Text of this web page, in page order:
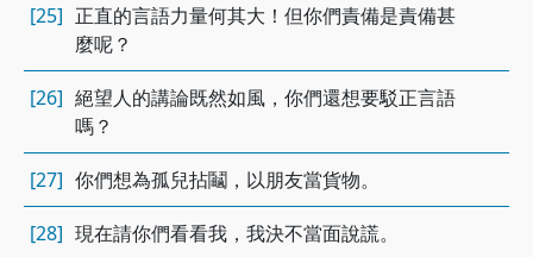
[25] 正直的言語力量何其大！但你們責備是責備甚
麼呢？
[26] 絕望人的講論既然如風，你們還想要駁正言語
嗎？
[27] 你們想為孤兒拈鬮，以朋友當貨物。
[28] 現在請你們看看我，我決不當面說謊。